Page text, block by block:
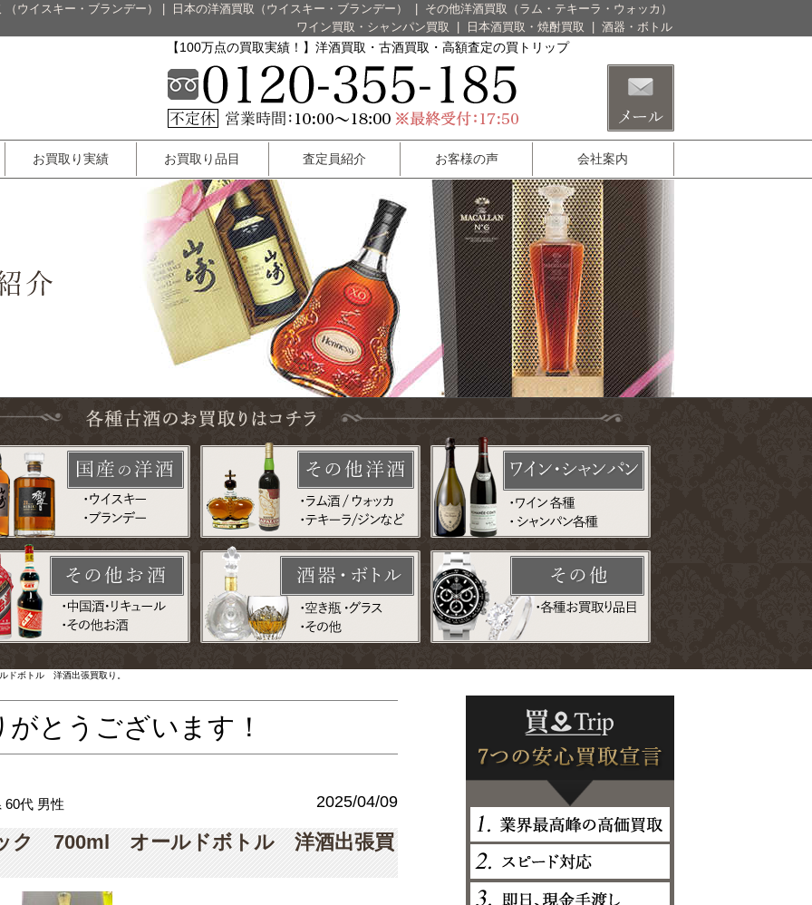
ウイスキー・ブランデー） 日本の洋酒買取（ウイスキー・ブランデー）
その他洋酒買取（ラム・テキーラ・ウォッカ）
ワイン買取・シャンパン買取
日本酒買取・焼酎買取 酒器・ボトル
【100万点の買取実績！】洋酒買取・古酒買取・高額査定の買トリップ
お買取り実績 お買取り品目 査定員紹介 お客様の声 会社案内
ボトル 洋酒出張買取り。
とうございます！
60代 男性 2025/04/09
ク 700ml オールドボトル 洋酒出張買